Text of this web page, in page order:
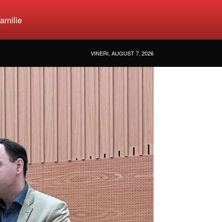
VINERI, AUGUST 7, 2026